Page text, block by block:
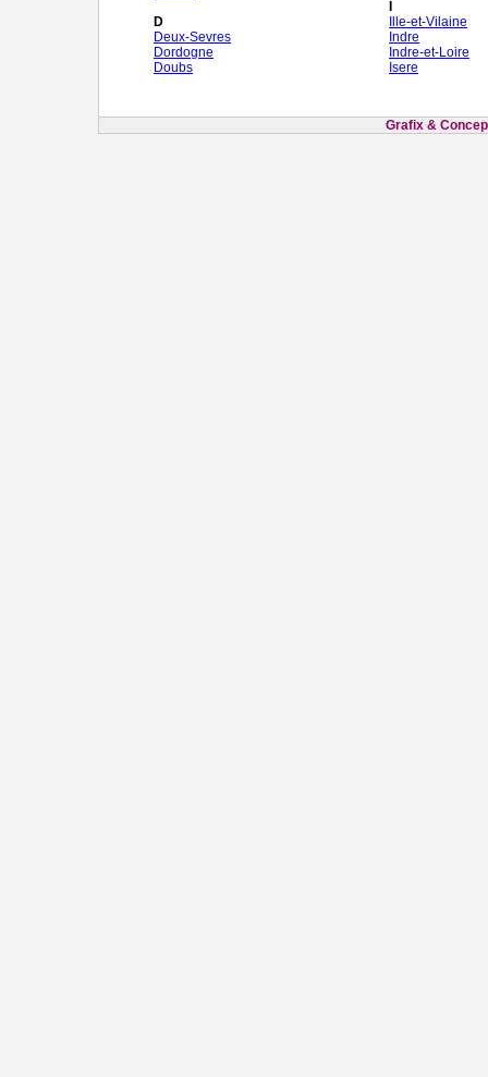
D
Deux-Sevres
Dordogne
Doubs
Ille-et-Vilaine
Indre
Indre-et-Loire
Isere
Grafix &